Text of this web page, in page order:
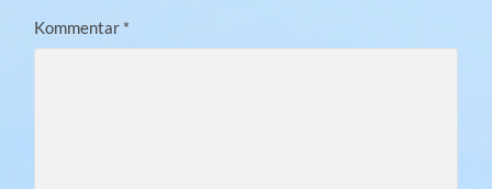
Kommentar *